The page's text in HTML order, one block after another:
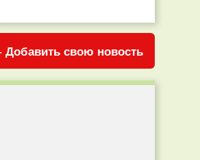
Добавить свою новость